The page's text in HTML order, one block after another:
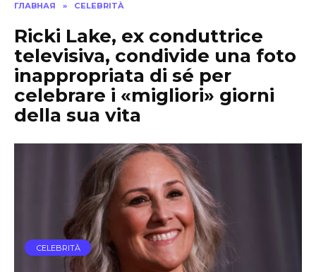
ГЛАВНАЯ » СELEBRITÀ
Ricki Lake, ex conduttrice
televisiva, condivide una foto
inappropriata di sé per
celebrare i «migliori» giorni
della sua vita
СELEBRITÀ